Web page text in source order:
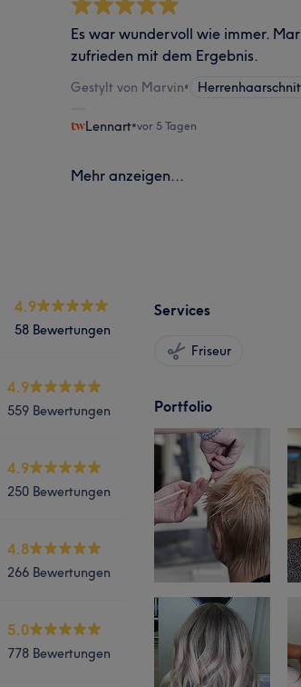
Es war wundervoll wie immer.
zufrieden mit dem Ergebnis.
Gestylt von Marvin•
Lennart•vor 5 Tagen
Mehr anzeigen...
4.9
58 Bewertungen
4.9
559 Bewertungen
4.9
250 Bewertungen
4.8
266 Bewertungen
5.0
778 Bewertungen
Services
Friseur
Portfolio